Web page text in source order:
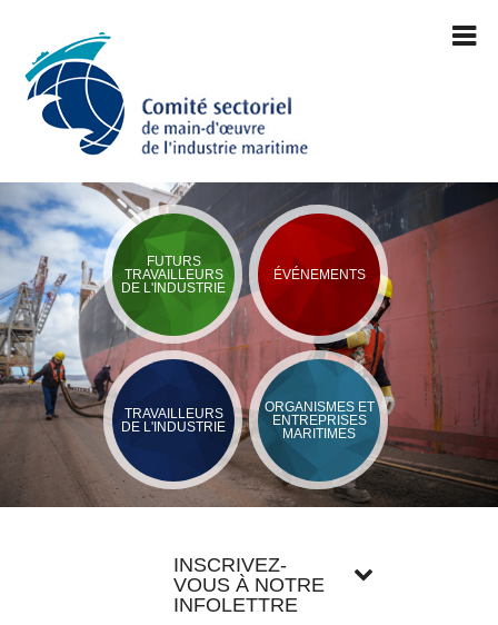
FUTURS
TRAVAILLEURS
DE L'INDUSTRIE
ÉVÉNEMENTS
TRAVAILLEURS
DE L'INDUSTRIE
ORGANISMES ET
ENTREPRISES
MARITIMES
INSCRIVEZ-
VOUS À NOTRE
INFOLETTRE